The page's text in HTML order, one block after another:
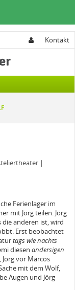
Kontakt
|
Ferienlager im
mit Jörg teilen. Jörg
die anderen ist, wird
Erst beobachtet
tags wie nachts
diesen andersigen
vor Marcos
mit dem Wolf,
Augen und Jörg